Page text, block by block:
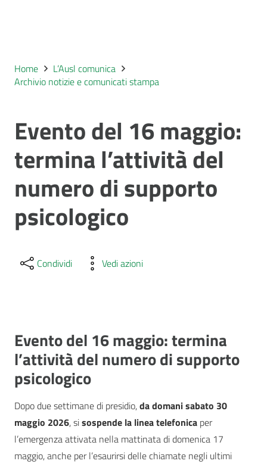
Home
L’Ausl comunica
Archivio notizie e comunicati stampa
Evento del 16 maggio:
termina l’attività del
numero di supporto
psicologico
Condividi Vedi azioni
Evento del 16 maggio: termina
l’attività del numero di supporto
psicologico
Dopo due settimane di presidio,da domani sabato 30
maggio 2026, sisospende la linea telefonica per
l’emergenza attivata nella mattinata di domenica 17
maggio, anche per l’esaurirsi delle chiamate negli ultimi